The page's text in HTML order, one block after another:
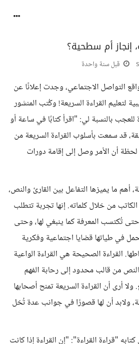
إنجاز أم سطحية؟
قبل سنة واحدة
التواصل الاجتماعي، وجدت إعلانًا عن
لتعليم القراءة السريعة! وكُتب المنشور
للعجب بالنسبة لي: "اقرأ كتابًا في ساعة أو
قد سمعت بأسلوب القراءة السريعة من
أن الأمر وصل إلى إقامة دورات
أهم ما يميزها التفاعل بين القارئ والنص،
من خلال كلماته. إنها تجربة تتطلب
حتى تُكتسب المعرفة كما ينبغي لها، وحتى
في طياتها قضايا اجتماعية وفكرية
القراءة الصحيحة هي القراءة الواعية
من قالب محدود إلى رحابة الفهم
أرى أن القراءة السريعة تمنح أصحابها
ولابد أن لها قصورًا في جوانب عدة تُخل
"قراءة القراءة": "إن القراءة إذا كانت